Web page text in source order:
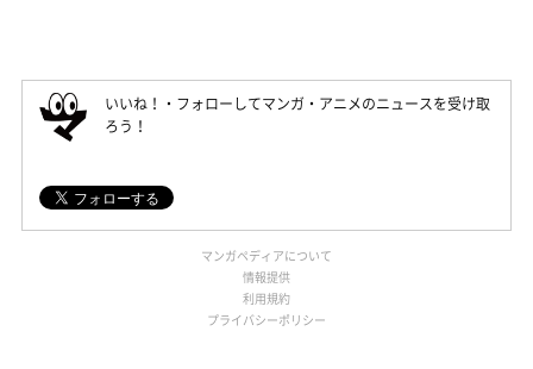
いいね！・フォローしてマンガ・アニメのニュースを受け取
ろう！
マンガペディアについて
情報提供
利用規約
プライバシーポリシー